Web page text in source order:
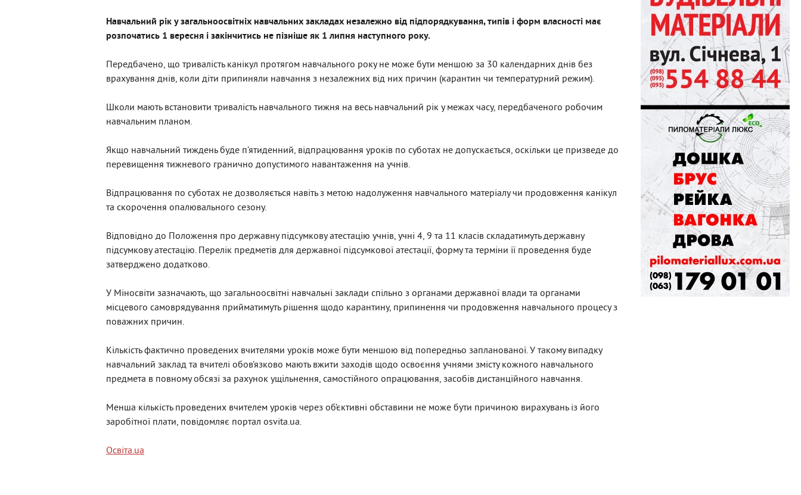
Навчальний рік у загальноосвітніх навчальних закладах незалежно від підпорядкування, типів і форм власності має
розпочатись 1 вересня і закінчитись не пізніше як 1 липня наступного року.
Передбачено, що тривалість канікул протягом навчального року не може бути меншою за 30 календарних днів без
врахування днів, коли діти припиняли навчання з незалежних від них причин (карантин чи температурний режим).
Школи мають встановити тривалість навчального тижня на весь навчальний рік у межах часу, передбаченого робочим
навчальним планом.
Якщо навчальний тиждень буде п’ятиденний, відпрацювання уроків по суботах не допускається, оскільки це призведе до
перевищення тижневого гранично допустимого навантаження на учнів.
Відпрацювання по суботах не дозволяється навіть з метою надолуження навчального матеріалу чи продовження канікул
та скорочення опалювального сезону.
Відповідно до Положення про державну підсумкову атестацію учнів, учні 4, 9 та 11 класів складатимуть державну
підсумкову атестацію. Перелік предметів для державної підсумкової атестації, форму та терміни її проведення буде
затверджено додатково.
У Міносвіти зазначають, що загальноосвітні навчальні заклади спільно з органами державної влади та органами
місцевого самоврядування прийматимуть рішення щодо карантину, припинення чи продовження навчального процесу з
поважних причин.
Кількість фактично проведених вчителями уроків може бути меншою від попередньо запланованої. У такому випадку
навчальний заклад та вчителі обов’язково мають вжити заходів щодо освоєння учнями змісту кожного навчального
предмета в повному обсязі за рахунок ущільнення, самостійного опрацювання, засобів дистанційного навчання.
Менша кількість проведених вчителем уроків через об’єктивні обставини не може бути причиною вирахувань із його
заробітної плати, повідомляє портал osvita.ua.
Освіта.ua